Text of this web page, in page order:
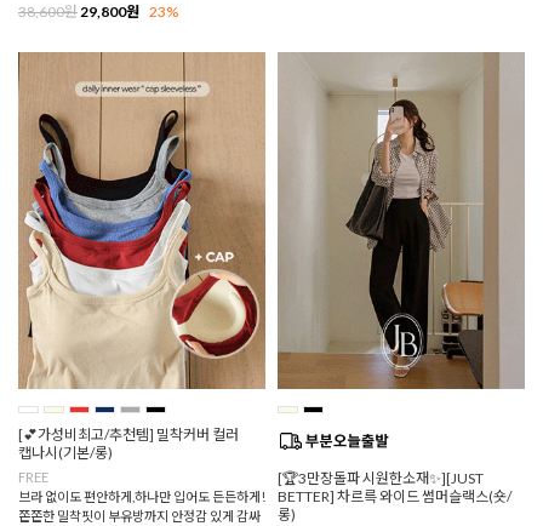
38,600원 29,800원 23%
[💕가성비최고/추천템] 밀착커버 컬러
캡나시(기본/롱)
FREE
브라 없이도 편안하게,하나만 입어도 든든하게!
쫀쫀한 밀착핏이 부유방까지 안정감 있게 감싸
[🏆3만장돌파 시원한소재✨][JUST
BETTER] 차르륵 와이드 썸머슬랙스(숏/
롱)